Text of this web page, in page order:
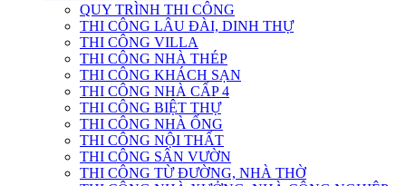
QUY TRÌNH THI CÔNG
THI CÔNG LÂU ĐÀI, DINH THỰ
THI CÔNG VILLA
THI CÔNG NHÀ THÉP
THI CÔNG KHÁCH SẠN
THI CÔNG NHÀ CẤP 4
THI CÔNG BIỆT THỰ
THI CÔNG NHÀ ỐNG
THI CÔNG NỘI THẤT
THI CÔNG SÂN VƯỜN
THI CÔNG TỪ ĐƯỜNG, NHÀ THỜ